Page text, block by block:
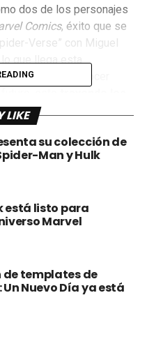
dos de los personajes
Comics, éxito que se
Verse” con Miguel
nos permitirá conocer
2099 como parte de
nunca antes
para
Marvel
de los
LIKE
su colección de
Man y Hulk
está listo para
Marvel
de templates de
Nuevo Día ya está